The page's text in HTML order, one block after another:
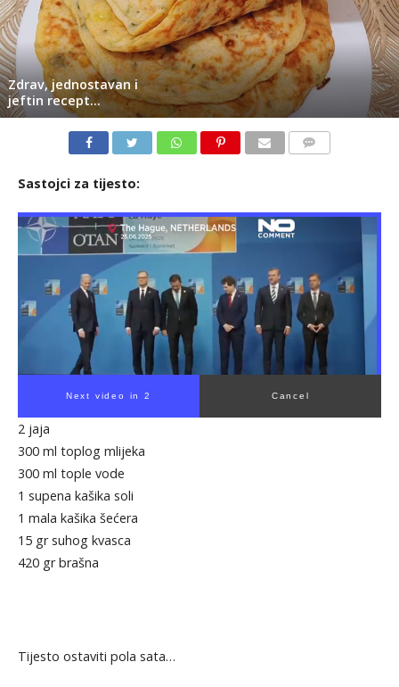
Zdrav, jednostavan i
jeftin recept…
Sastojci za tijesto:
Next video in 2 Cancel
2 jaja
300 ml toplog mlijeka
300 ml tople vode
1 supena kašika soli
1 mala kašika šećera
15 gr suhog kvasca
420 gr brašna
Tijesto ostaviti pola sata…